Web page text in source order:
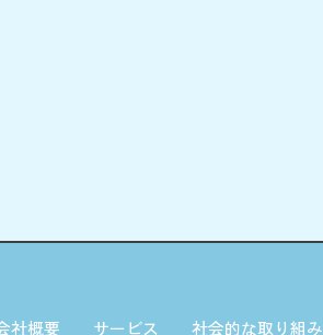
社概要 サービス 社会的な取り組み